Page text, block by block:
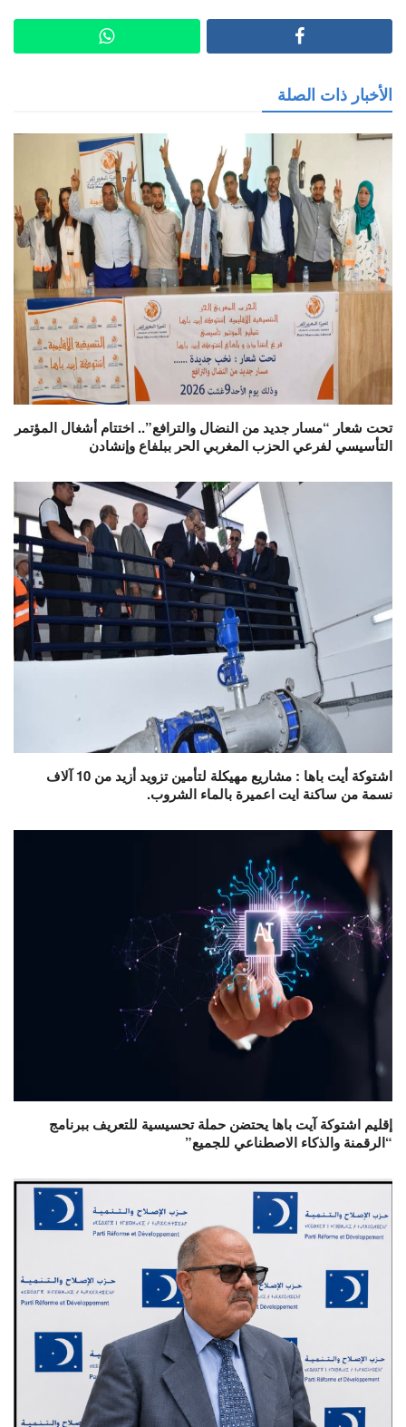
الأخبار ذات الصلة
تحت شعار “مسار جديد من النضال والترافع”.. اختتام أشغال المؤتمر
التأسيسي لفرعي الحزب المغربي الحر ببلفاع وإنشادن
اشتوكة أيت باها : مشاريع مهيكلة لتأمين تزويد أزيد من 10 آلاف
نسمة من ساكنة ايت اعميرة بالماء الشروب.
إقليم اشتوكة آيت باها يحتضن حملة تحسيسية للتعريف ببرنامج
“الرقمنة والذكاء الاصطناعي للجميع”